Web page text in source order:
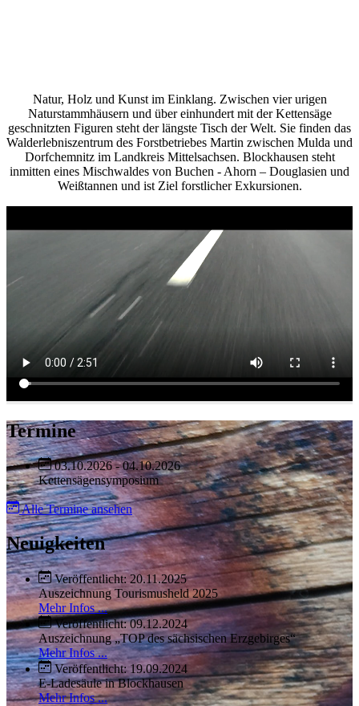
Natur, Holz und Kunst im Einklang. Zwischen vier urigen
Naturstammhäusern und über einhundert mit der Kettensäge
geschnitzten Figuren steht der längste Tisch der Welt. Sie finden das
Walderlebniszentrum des Forstbetriebes Martin zwischen Mulda und
Dorfchemnitz im Landkreis Mittelsachsen. Blockhausen steht
inmitten eines Mischwaldes von Buchen - Ahorn – Douglasien und
Weißtannen und ist Ziel forstlicher Exkursionen.
Termine
03.10.2026 - 04.10.2026
Kettensägensymposium
Alle Termine ansehen
Neuigkeiten
Veröffentlicht: 20.11.2025
Auszeichnung Tourismusheld 2025
Mehr Infos ...
Veröffentlicht: 09.12.2024
Auszeichnung „TOP des sächsischen Erzgebirges“
Mehr Infos ...
Veröffentlicht: 19.09.2024
E-Ladesäule in Blockhausen
Mehr Infos ...